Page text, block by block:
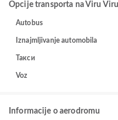
Opcije transporta na Viru
Autobus
Iznajmljivanje automobila
Такси
Voz
Informacije o aerodromu